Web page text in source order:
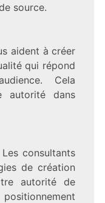
source.
aident à créer
qui répond
Cela
autorité dans
consultants
de création
autorité de